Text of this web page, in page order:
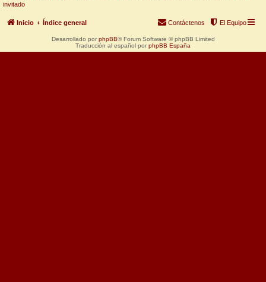
invitado
Inicio Índice general El Equipo
Contáctenos
Desarrollado por phpBB® Forum Software © phpBB Limited
Traducción al español por phpBB España